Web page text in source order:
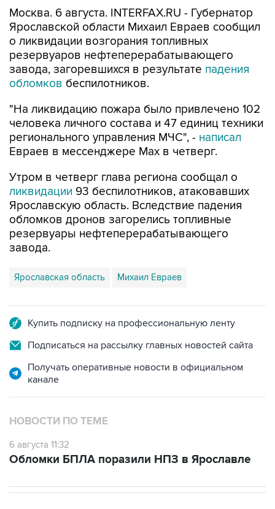
Москва. 6 августа. INTERFAX.RU - Губернатор
Ярославской области Михаил Евраев сообщил
о ликвидации возгорания топливных
резервуаров нефтеперерабатывающего
завода, загоревшихся в результате падения
обломков беспилотников.
"На ликвидацию пожара было привлечено 102
человека личного состава и 47 единиц техники
регионального управления МЧС", - написал
Евраев в мессенджере Мах в четверг.
Утром в четверг глава региона сообщал о
ликвидации 93 беспилотников, атаковавших
Ярославскую область. Вследствие падения
обломков дронов загорелись топливные
резервуары нефтеперерабатывающего
завода.
Ярославская область Михаил Евраев
Купить подписку на профессиональную ленту
Подписаться на рассылку главных новостей сайта
Получать оперативные новости в официальном
канале
НОВОСТИ ПО ТЕМЕ
6 августа 11:32
Обломки БПЛА поразили НПЗ в Ярославле